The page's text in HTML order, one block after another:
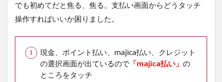
でも初めてだと焦る、焦る。支払い画面からどうタッチ
操作すればいいか困りました。
現金、ポイント払い、majica払い、クレジット
の選択画面が出ているので「majica払い」 の
ところをタッチ